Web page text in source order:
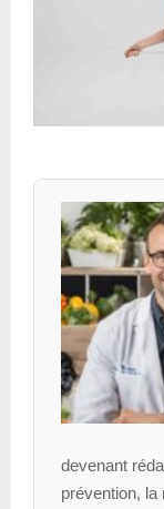
devenant
prévention, la